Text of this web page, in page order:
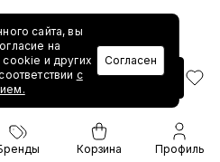
в корзину
сайта, вы
на
и других
с
Согласен
Корзина Профиль